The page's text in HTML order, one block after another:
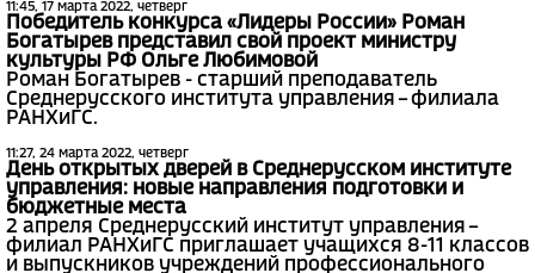
11:45, 17 марта 2022, четверг
Победитель конкурса «Лидеры России» Роман
Богатырев представил свой проект министру
культуры РФ Ольге Любимовой
Роман Богатырев - старший преподаватель
Среднерусского института управления – филиала
РАНХиГС.
11:27, 24 марта 2022, четверг
День открытых дверей в Среднерусском институте
управления: новые направления подготовки и
бюджетные места
2 апреля Среднерусский институт управления –
филиал РАНХиГС приглашает учащихся 8-11 классов
и выпускников учреждений профессионального